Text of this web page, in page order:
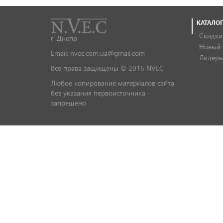
г. Днепр
Email: nvec.com.ua@gmail.com
Все права защищены © 2016 NVEC
Любое копирование материалов сайта
без указания первоисточника -
запрещено
КАТАЛОГ
Скидки
Новый